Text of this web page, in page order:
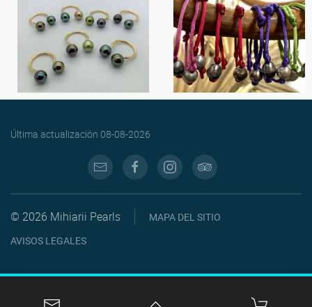
Última actualización 08-08-2026
© 2026 Mihiarii Pearls
MAPA DEL SITIO
AVISOS LEGALES